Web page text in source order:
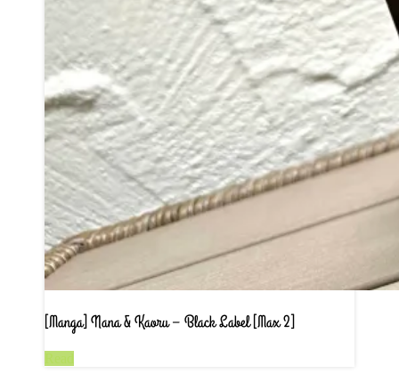
[Manga] Nana & Kaoru – Black Label [Max 2]